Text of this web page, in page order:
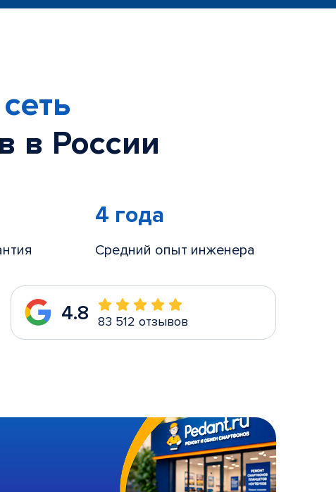
в России
4 года
Средний опыт инженера
4.8 83 512 отзывов